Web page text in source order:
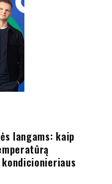
langams: kaip
kondicionieriaus